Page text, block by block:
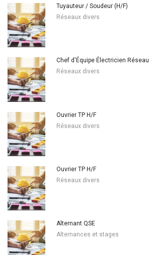
Tuyauteur / Soudeur (H/F)
Réseaux divers
Chef d'Équipe Électricien
Réseaux divers
Ouvrier TP H/F
Réseaux divers
Ouvrier TP H/F
Réseaux divers
Alternant QSE
Alternances et stages